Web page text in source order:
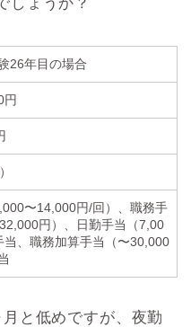
26年目の場合
円
〜14,000円/回）、職務手
円）、日勤手当（7,00
当、職務加算手当（〜30,000
と低めですが、夜勤